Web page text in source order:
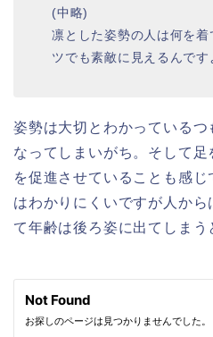
(中略)
凛とした姿勢の人は何を
ツでも素敵に見えるんです
姿勢は大切とわかっているつ
なってしまいがち。そして
を促進させていることも感
はわかりにくいですが人か
て年齢は後ろ姿に出てしまう